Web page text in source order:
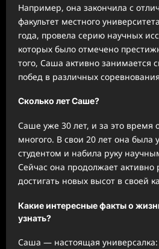
Например, она закончила с
факультет местного
года, провела серию научных
которых было отмечено
того, Саша активно занимается
побед в различных
Сколько лет Саше?
Саше уже 30 лет, и за это время
многого. В свои 20 лет она
студентом и набила руку
Сейчас она продолжает активно
достигать новых высот в своей
Какие интересные факты о
узнать?
Саша — настоящая